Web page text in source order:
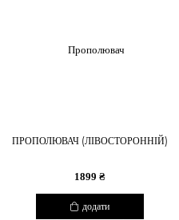
ПРОПОЛЮВАЧ (ЛІВОСТОРОННІЙ)
1899 ₴
додати